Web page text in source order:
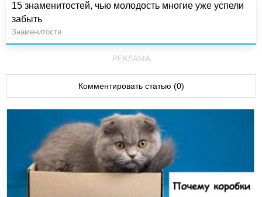
15 знаменитостей, чью молодость многие уже успели
забыть
Знаменитости
РЕКЛАМА
Комментировать статью (0)